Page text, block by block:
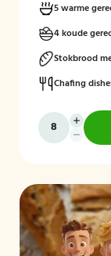
5 warme
4 koude
Stokbrood
Chafing